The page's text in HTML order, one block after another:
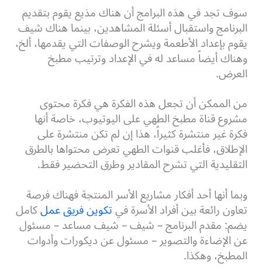
سوف تجد في هذه البرامج أن هناك مذيع يقوم بتقديم
البرنامج واستقبال أسئلة المشاهدين، بينما هناك شيف
يقوم بإعداد الأطعمة ويشرح الوصفات التي يقدمها، ألخ،
وهناك أيضاً مساعد له في الإعداد وترتيب مطبخ
العرض.
من الممكن أن تجعل هذه الفكرة هي فكرة محتوى
مشروع قناة مطبخ الطهي على اليوتيوب، خاصة أنها
فكرة غير منتشرة كثيراً، هذا إن لم تكن منتشرة على
الإطلاق، فأغلب قنوات الطهي تعرض محتواها بالطرق
التقليدية التي تشرح المقادير وطرق التحضير فقط.
وبما أنها أحد أفكار مشاريع الأسر المنتجة فهناك فرصة
تعاون رائعة بين أفراد الأسرة فيتكوين فريق عملكامل
يضم: مقدم البرنامج – شيف – شيف مساعد – مسئول
عن الإضاءة والتصوير – مسئول عن ديكورات وأدوات
المطبخ، وهكذا.